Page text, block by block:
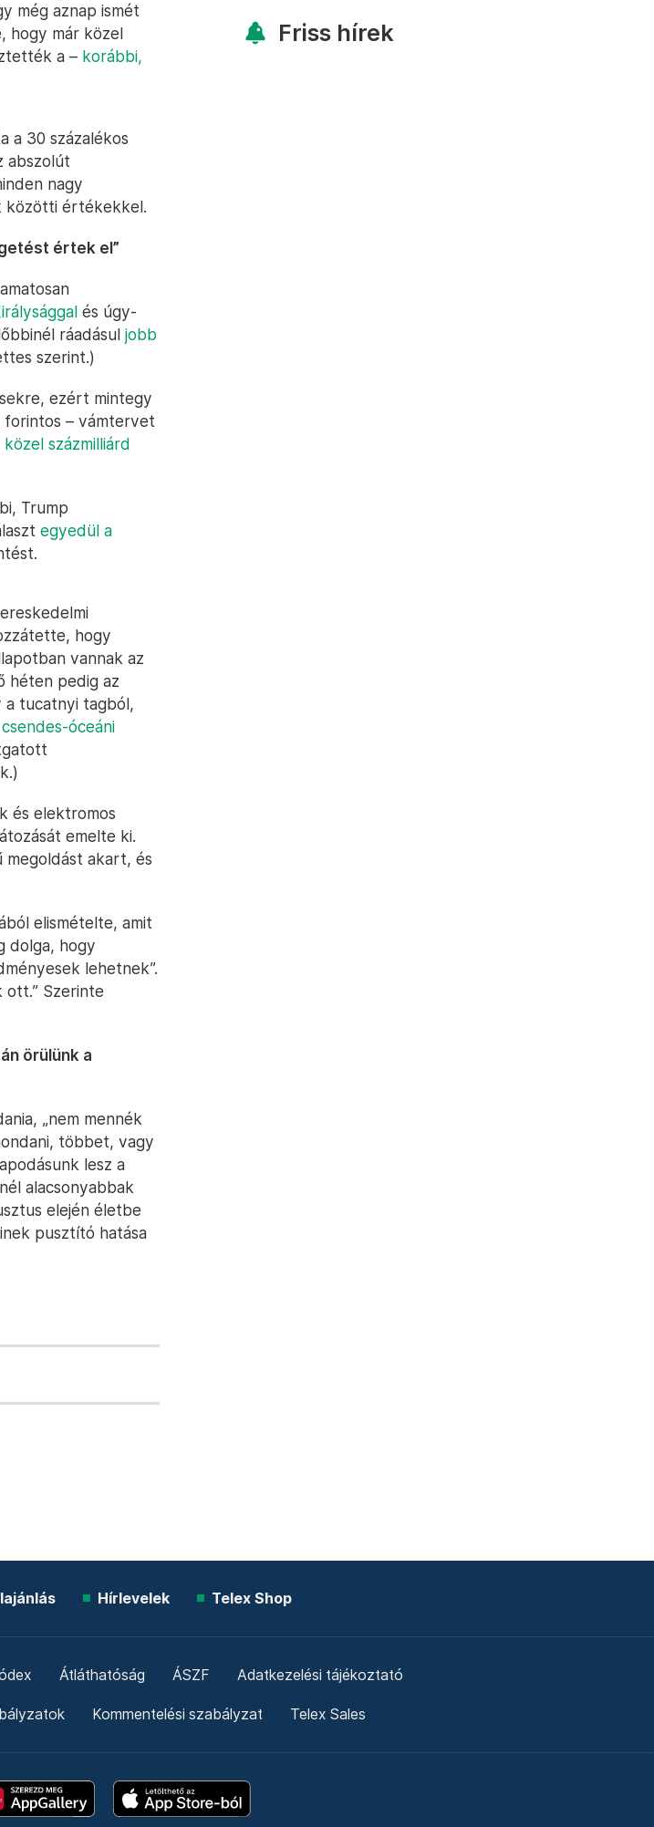
még aznap ismét
hogy már közel
a – korábbi,
a 30 százalékos
abszolút
nagy
közötti értékekkel.
értek el”
és úgy-
ráadásul jobb
szerint.)
ezért mintegy
forintos – vámtervet
százmilliárd
Trump
egyedül a
hogy
vannak az
héten pedig az
a tucatnyi tagból,
csendes-óceáni
és elektromos
emelte ki.
akart, és
elismételte, amit
dolga, hogy
lehetnek”.
ott.” Szerinte
örülünk a
„nem mennék
többet, vagy
lesz a
alacsonyabbak
elején életbe
pusztító hatása
Friss hírek
Hírlevelek Telex Shop
Átláthatóság ÁSZF Adatkezelési tájékoztató
Kommentelési szabályzat Telex Sales